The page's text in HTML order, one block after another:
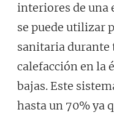
interiores de una
se puede utilizar
sanitaria durante
calefacción en la
bajas. Este
hasta un 70% ya